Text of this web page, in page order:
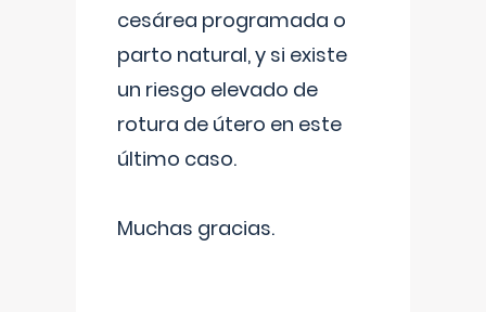
cesárea programada o
parto natural, y si existe
un riesgo elevado de
rotura de útero en este
último caso.
Muchas gracias.